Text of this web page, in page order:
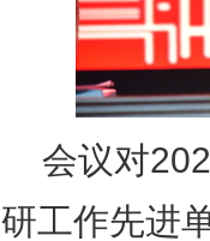
会议对
研工作先进